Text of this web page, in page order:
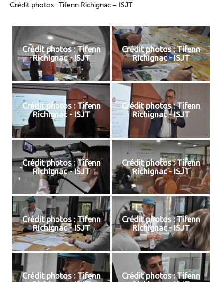
Crédit photos : Tifenn Richignac – ISJT
Crédit photos : Tifenn
Richignac - ISJT
Crédit photos : Tifenn
Richignac - ISJT
Crédit photos : Tifenn
Richignac - ISJT
Crédit photos : Tifenn
Richignac - ISJT
Crédit photos : Tifenn
Richignac - ISJT
Crédit photos : Tifenn
Richignac - ISJT
Crédit photos : Tifenn
Richignac - ISJT
Crédit photos : Tifenn
Richignac - ISJT
Crédit photos : Tifenn
Crédit photos : Tifenn